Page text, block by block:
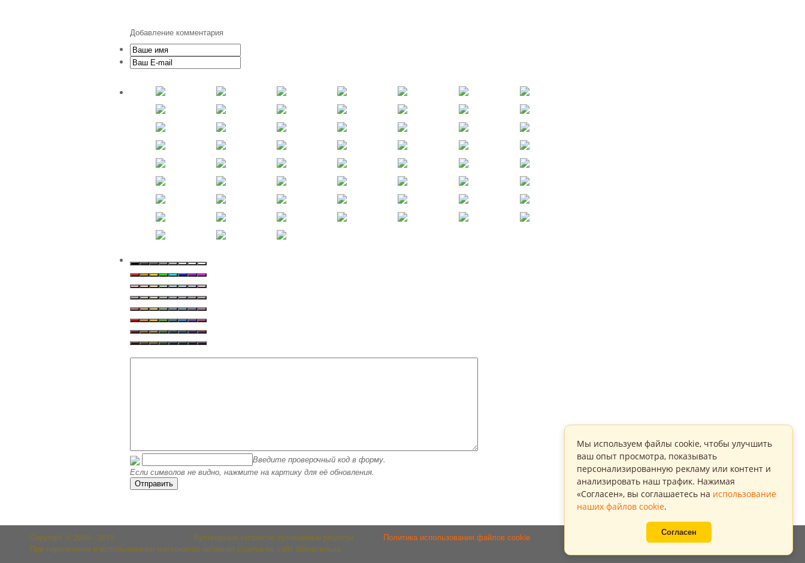
Добавление комментария
Введите проверочный код в форму.
Если символов не видно, нажмите на картику для её обновления.
Copyright © 2009 - 2019.
- Кулинарные хитрости, кулинарные рецепты
При перепечатке и использовании материалов активная ссылка на сайт обязательна
Политика использования файлов cookie
Мы используем файлы cookie, чтобы улучшить
ваш опыт просмотра, показывать
персонализированную рекламу или контент и
анализировать наш трафик. Нажимая
«Согласен», вы соглашаетесь на использование
наших файлов cookie.
Согласен